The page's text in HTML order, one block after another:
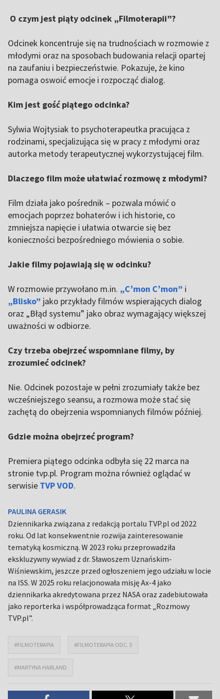
O czym jest piąty odcinek „Filmoterapii”?
Odcinek koncentruje się na trudnościach w rozmowie z
młodymi oraz na sposobach budowania relacji opartej
na zaufaniu i bezpieczeństwie. Pokazuje, że kino
pomaga oswoić emocje i rozpocząć dialog.
Kim jest gość piątego odcinka?
Sylwia Wojtysiak to psychoterapeutka pracująca z
rodzinami, specjalizująca się w pracy z młodymi oraz
autorka metody terapeutycznej wykorzystującej film.
Dlaczego film może ułatwiać rozmowę z młodymi?
Film działa jako pośrednik – pozwala mówić o
emocjach poprzez bohaterów i ich historie, co
zmniejsza napięcie i ułatwia otwarcie się bez
konieczności bezpośredniego mówienia o sobie.
Jakie filmy pojawiają się w odcinku?
W rozmowie przywołano m.in. „C’mon C’mon” i
„Blisko” jako przykłady filmów wspierających dialog
oraz „Błąd systemu” jako obraz wymagający większej
uważności w odbiorze.
Czy trzeba obejrzeć wspomniane filmy, by
zrozumieć odcinek?
Nie. Odcinek pozostaje w pełni zrozumiały także bez
wcześniejszego seansu, a rozmowa może stać się
zachętą do obejrzenia wspomnianych filmów później.
Gdzie można obejrzeć program?
Premiera piątego odcinka odbyła się 22 marca na
stronie tvp.pl. Program można również oglądać w
serwisie TVP VOD.
PAULINA GERASIK
Dziennikarka związana z redakcją portalu TVP.pl od 2022
roku. Od lat konsekwentnie rozwija zainteresowanie
tematyką kosmiczną. W 2023 roku przeprowadziła
ekskluzywny wywiad z dr. Sławoszem Uznańskim-
Wiśniewskim, jeszcze przed ogłoszeniem jego udziału w locie
na ISS. W 2025 roku relacjonowała misję Ax-4 jako
dziennikarka akredytowana przez NASA oraz zadebiutowała
jako reporterka i współprowadząca format „Rozmowy
TVP.pl”.
#FILMOTERAPIA #FILMOTERAPIA ODC. 5
#MARTYNA HARLAND